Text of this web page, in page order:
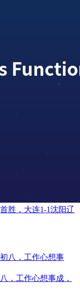
胜，大连1-1沈阳辽
，工作心想事成，